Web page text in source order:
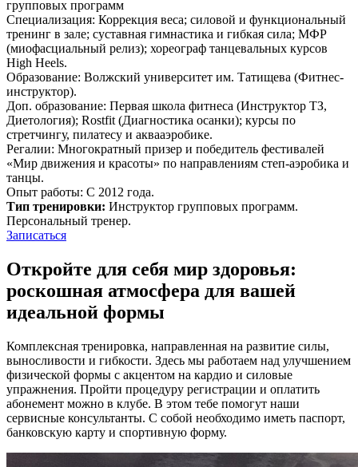
групповых программ
Специализация: Коррекция веса; силовой и функциональный
тренинг в зале; суставная гимнастика и гибкая сила; МФР
(миофасциальный релиз); хореограф танцевальных курсов
High Heels.
Образование: Волжский университет им. Татищева (Фитнес-
инструктор).
Доп. образование: Первая школа фитнеса (Инструктор ТЗ,
Диетология); Rostfit (Диагностика осанки); курсы по
стретчингу, пилатесу и аквааэробике.
Регалии: Многократный призер и победитель фестивалей
«Мир движения и красоты» по направлениям степ-аэробика и
танцы.
Опыт работы: С 2012 года.
Тип тренировки: Инструктор групповых программ.
Персональный тренер.
Записаться
Откройте для себя мир здоровья:
роскошная атмосфера для вашей
идеальной формы
Комплексная тренировка, направленная на развитие силы,
выносливости и гибкости. Здесь мы работаем над улучшением
физической формы с акцентом на кардио и силовые
упражнения. Пройти процедуру регистрации и оплатить
абонемент можно в клубе. В этом тебе помогут наши
сервисные консультанты. С собой необходимо иметь паспорт,
банковскую карту и спортивную форму.